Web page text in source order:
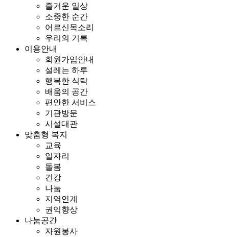
즐거운 일상
소중한 순간
어르신목소리
우리의 기록
이용안내
회원가입안내
설레는 하루
행복한 식탁
배움의 공간
편안한 서비스
기관방문
시설대관
맞춤형 복지
교육
일자리
돌봄
건강
나눔
지역연계
권익향상
나눔공간
자원봉사